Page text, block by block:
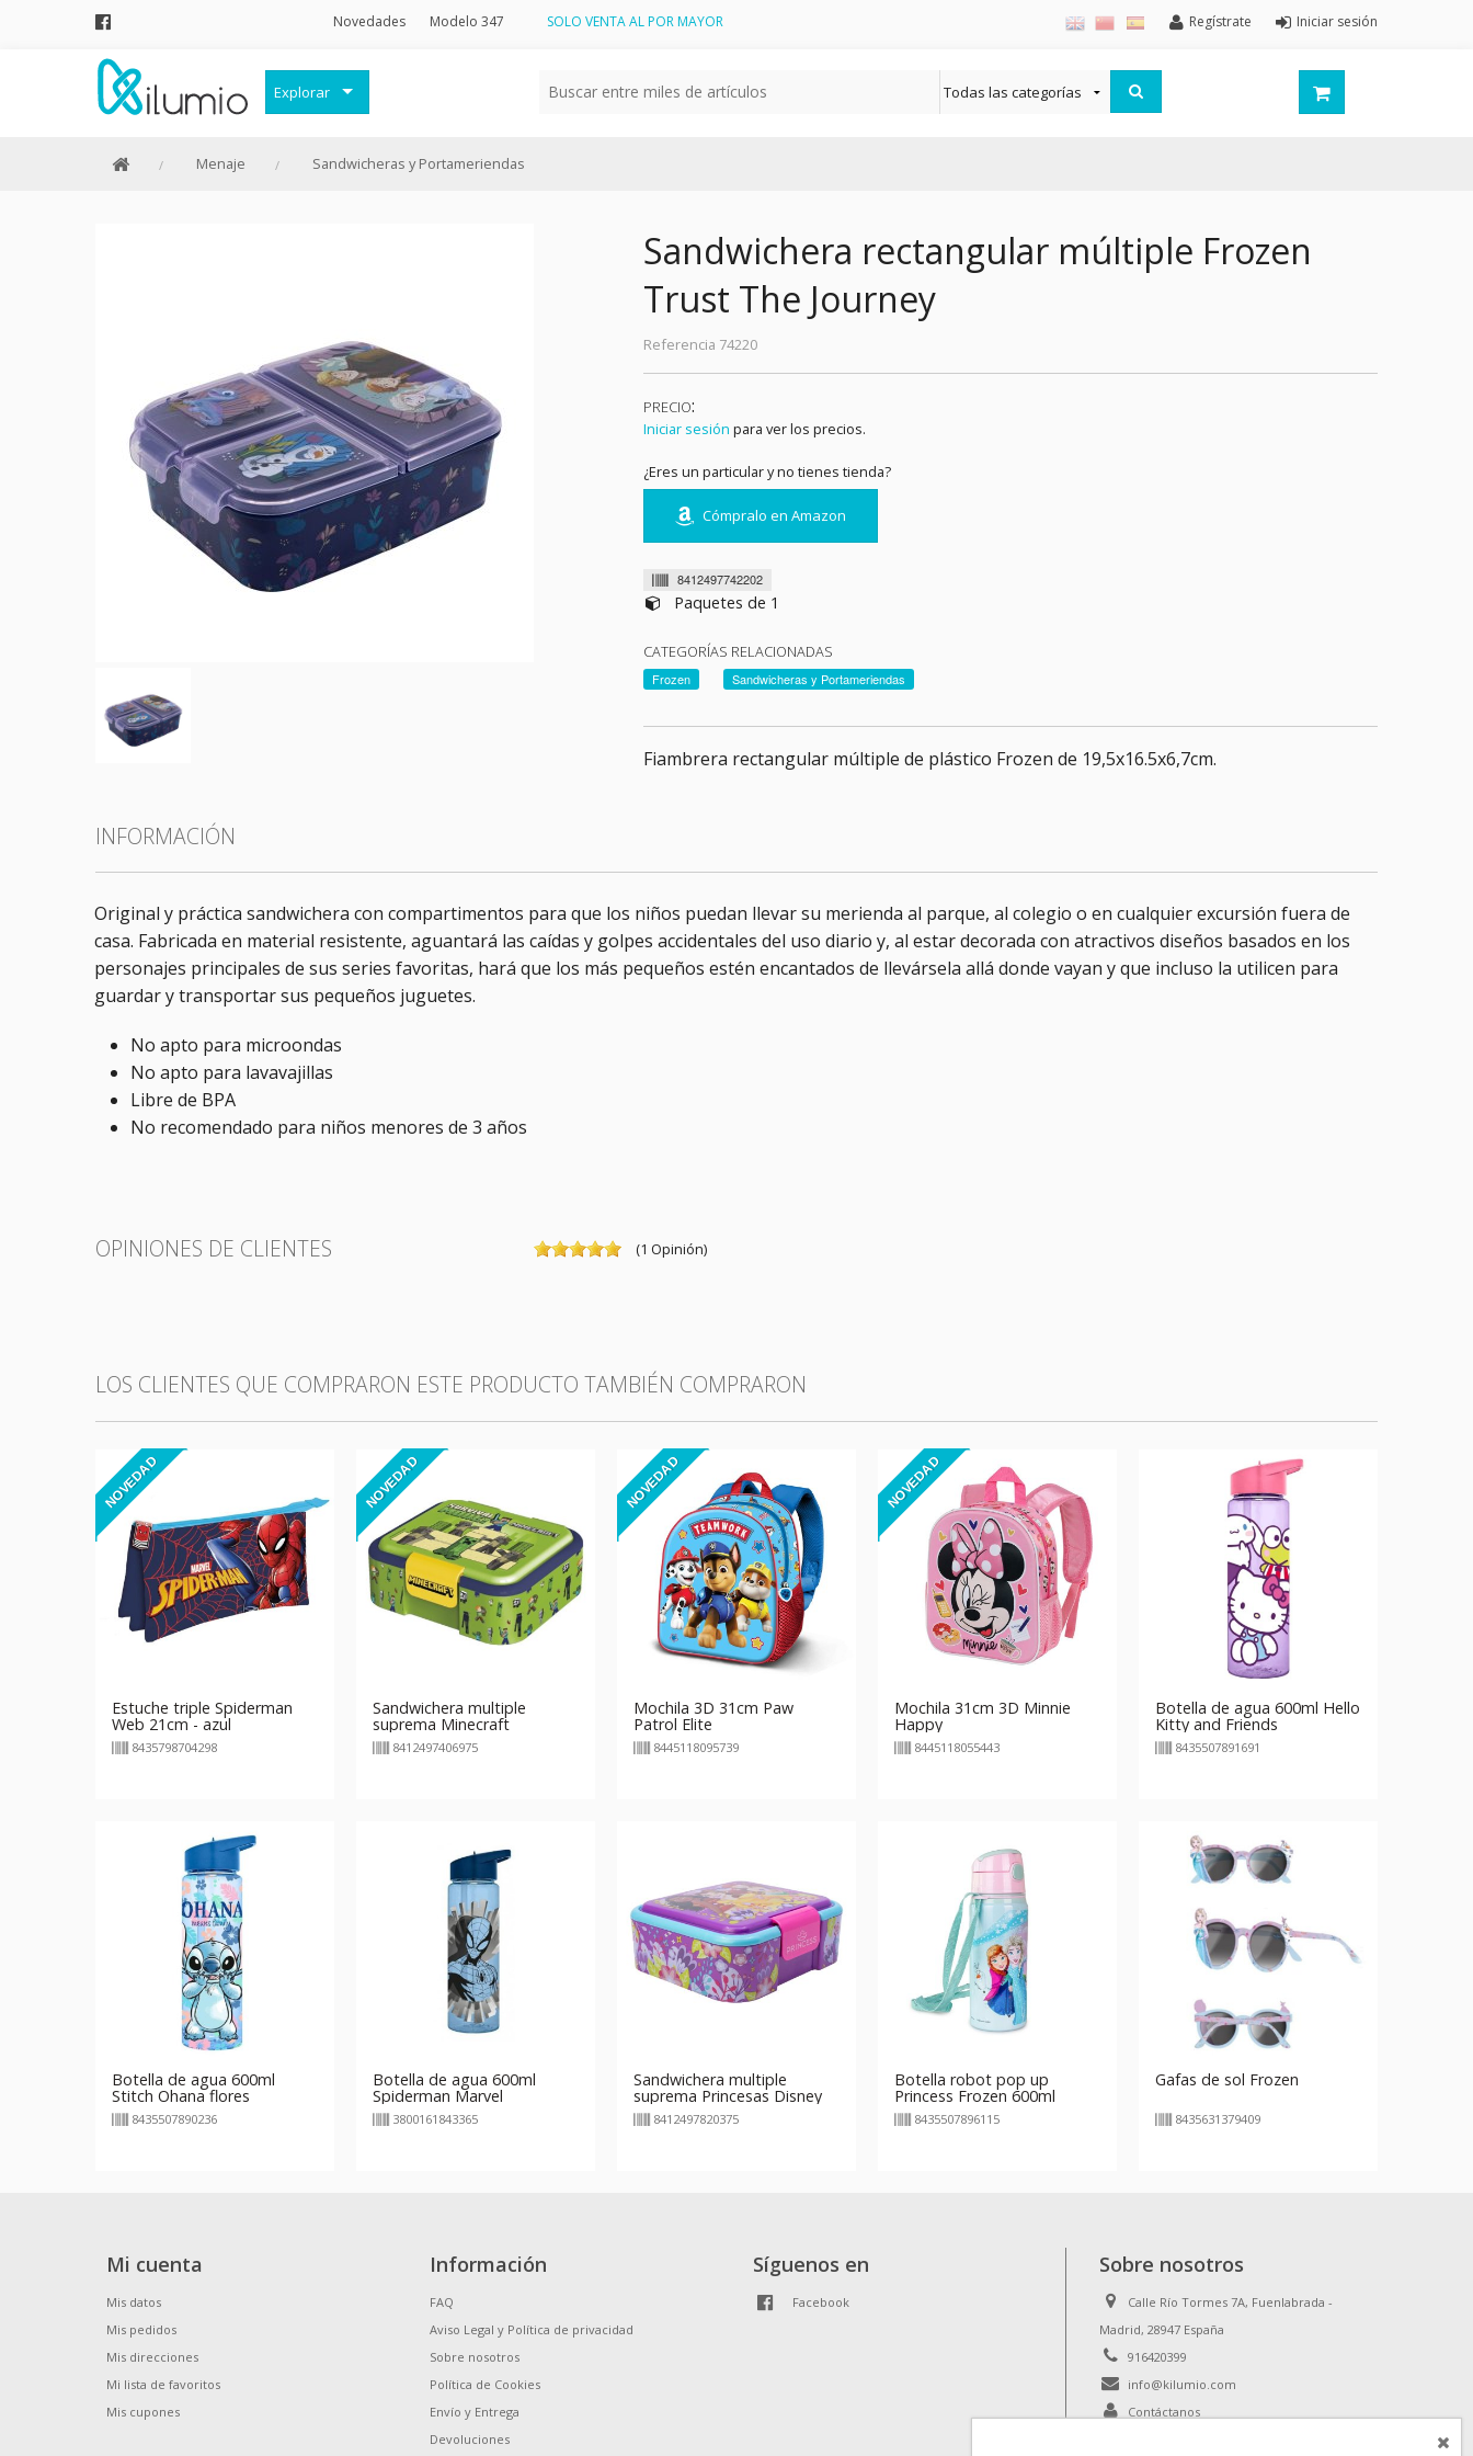
Novedades Modelo 347 SOLO VENTA AL POR MAYOR Iniciar sesión
Regístrate
Explorar
Frases Originales
Moda y Complementos
Invierno
Verano
Outlet
Personajes y marcas
Todas las categorías
Menaje Sandwicheras y Portameriendas
Sandwichera rectangular múltiple Frozen
Trust The Journey
Referencia 74220
PRECIO:
Iniciar sesión para ver los precios.
¿Eres un particular y no tienes tienda?
Cómpralo en Amazon
8412497742202
Paquetes de 1
CATEGORÍAS RELACIONADAS
Frozen Sandwicheras y Portameriendas
Fiambrera rectangular múltiple de plástico Frozen de 19,5x16.5x6,7cm.
INFORMACIÓN
Original y práctica sandwichera con compartimentos para que los niños puedan llevar su merienda al parque, al colegio o en cualquier excursión fuera de
casa. Fabricada en material resistente, aguantará las caídas y golpes accidentales del uso diario y, al estar decorada con atractivos diseños basados en los
personajes principales de sus series favoritas, hará que los más pequeños estén encantados de llevársela allá donde vayan y que incluso la utilicen para
guardar y transportar sus pequeños juguetes.
No apto para microondas
No apto para lavavajillas
Libre de BPA
No recomendado para niños menores de 3 años
OPINIONES DE CLIENTES (1 Opinión)
LOS CLIENTES QUE COMPRARON ESTE PRODUCTO TAMBIÉN COMPRARON
NOVEDAD
Estuche triple Spiderman
Web 21cm - azul
8435798704298
NOVEDAD
Sandwichera multiple
suprema Minecraft
8412497406975
NOVEDAD
Mochila 3D 31cm Paw
Patrol Elite
8445118095739
NOVEDAD
Mochila 31cm 3D Minnie
Happy
8445118055443
Botella de agua 600ml Hello
Kitty and Friends
8435507891691
Botella de agua 600ml
Stitch Ohana flores
8435507890236
Botella de agua 600ml
Spiderman Marvel
3800161843365
Sandwichera multiple
suprema Princesas Disney
Courageous Heart
8412497820375
Botella robot pop up
Princess Frozen 600ml
8435507896115
Gafas de sol Frozen
8435631379409
Mi cuenta
Mis datos
Mis pedidos
Mis direcciones
Mi lista de favoritos
Mis cupones
Información
FAQ
Aviso Legal y Política de privacidad
Sobre nosotros
Política de Cookies
Envío y Entrega
Devoluciones
Síguenos en
Facebook
Sobre nosotros
Calle Río Tormes 7A, Fuenlabrada -
Madrid, 28947 España
916420399
info@kilumio.com
Contáctanos